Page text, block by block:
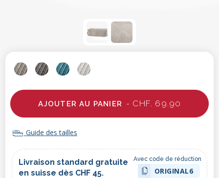
AJOUTER AU PANIER - CHF. 69.90
Guide des tailles
Livraison standard gratuite
en suisse dès CHF 45.
Avec code de réduction
ORIGINAL6